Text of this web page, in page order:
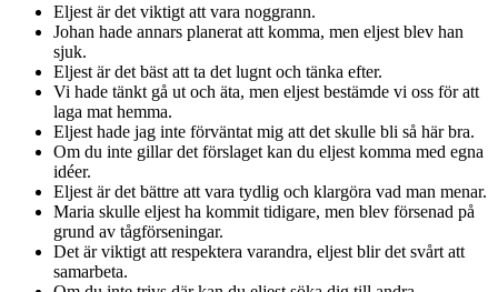
Eljest är det viktigt att vara noggrann.
Johan hade annars planerat att komma, men eljest blev han
sjuk.
Eljest är det bäst att ta det lugnt och tänka efter.
Vi hade tänkt gå ut och äta, men eljest bestämde vi oss för att
laga mat hemma.
Eljest hade jag inte förväntat mig att det skulle bli så här bra.
Om du inte gillar det förslaget kan du eljest komma med egna
idéer.
Eljest är det bättre att vara tydlig och klargöra vad man menar.
Maria skulle eljest ha kommit tidigare, men blev försenad på
grund av tågförseningar.
Det är viktigt att respektera varandra, eljest blir det svårt att
samarbeta.